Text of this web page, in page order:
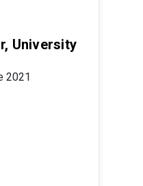
University
2021